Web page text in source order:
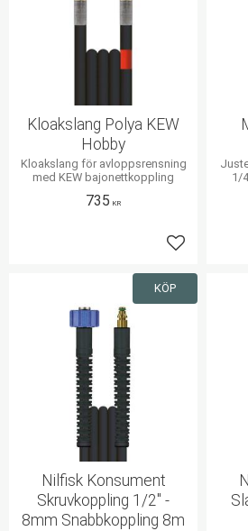
Kloakslang Polya KEW
Hobby
Kloakslang för avloppsrensning
med KEW bajonettkoppling
735 KR
Lägg till i
1/
Nilfisk Konsument
Skruvkoppling 1/2" -
8mm Snabbkoppling 8m
KÖP